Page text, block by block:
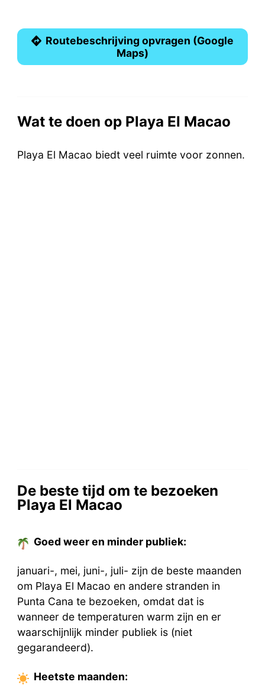
Routebeschrijving opvragen (Google
Maps)
Wat te doen op Playa El Macao
Playa El Macao biedt veel ruimte voor zonnen.
De beste tijd om te bezoeken
Playa El Macao
Goed weer en minder publiek:
januari-, mei, juni-, juli- zijn de beste maanden
om Playa El Macao en andere stranden in
Punta Cana te bezoeken, omdat dat is
wanneer de temperaturen warm zijn en er
waarschijnlijk minder publiek is (niet
gegarandeerd).
Heetste maanden: